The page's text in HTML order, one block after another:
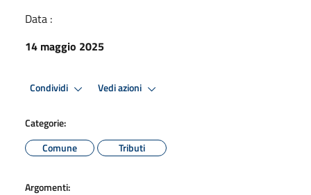
Data :
14 maggio 2025
Condividi Vedi azioni
Categorie:
Comune
Tributi
Argomenti: